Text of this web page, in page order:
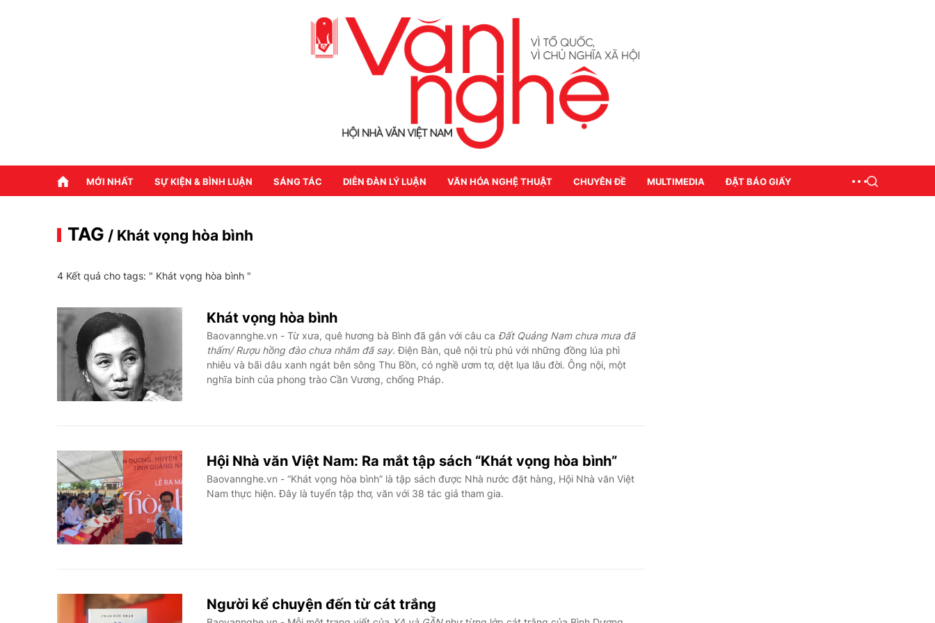
MỚI NHẤT SỰ KIỆN & BÌNH LUẬN SÁNG TÁC DIỄN ĐÀN LÝ LUẬN VĂN HÓA NGHỆ THUẬT CHUYÊN ĐỀ MULTIMEDIA ĐẶT BÁO GIẤY
TAG / Khát vọng hòa bình
4 Kết quả cho tags: " Khát vọng hòa bình "
Khát vọng hòa bình
Baovannghe.vn - Từ xưa, quê hương bà Bình đã gắn với câu ca Đất Quảng Nam chưa mưa đã
thấm/ Rượu hồng đào chưa nhắm đã say. Điện Bàn, quê nội trù phú với những đồng lúa phì
nhiêu và bãi dâu xanh ngát bên sông Thu Bồn, có nghề ươm tơ, dệt lụa lâu đời. Ông nội, một
nghĩa binh của phong trào Cần Vương, chống Pháp.
Hội Nhà văn Việt Nam: Ra mắt tập sách “Khát vọng hòa bình”
Baovannghe.vn - “Khát vọng hòa bình” là tập sách được Nhà nước đặt hàng, Hội Nhà văn Việt
Nam thực hiện. Đây là tuyển tập thơ, văn với 38 tác giả tham gia.
Người kể chuyện đến từ cát trắng